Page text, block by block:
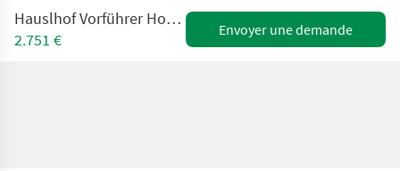
Hauslhof Vorführer Holzspalter Hauslhof BR14ZW
2.751 €
Envoyer une demande